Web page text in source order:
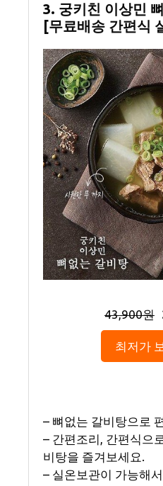
3. 궁키친 이상민
[무료배송 간편식
43,900원
최저가
– 뼈없는 갈비탕으로
– 간편조리, 간편식으
비탕을 즐겨보세요.
– 실온보관이 가능해